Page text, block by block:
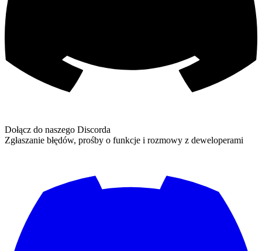
Dołącz do naszego Discorda
Zgłaszanie błędów, prośby o funkcje i rozmowy z deweloperami